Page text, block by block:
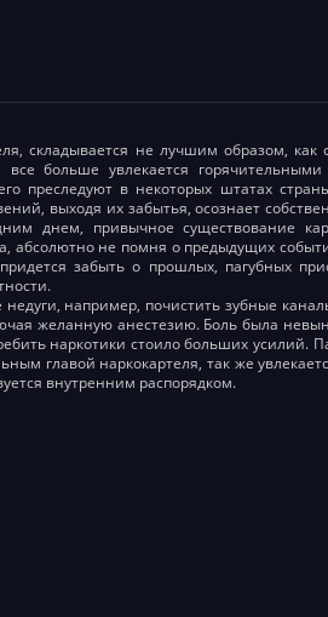
складывается не лучшим образом, как
больше увлекается
преследуют в некоторых штатах
выходя их забытья, осознает
днем, привычное существование
абсолютно не помня о предыдущих
забыть о прошлых, пагубных
например, почистить зубные
желанную анестезию. Боль была
наркотики стоило больших усилий.
главой наркокартеля, так же
внутренним распорядком.